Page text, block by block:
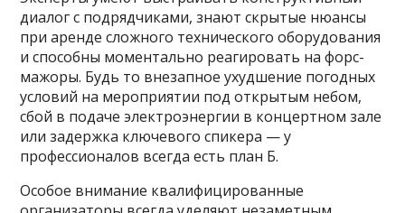
диалог с подрядчиками, знают скрытые нюансы
при аренде сложного технического оборудования
и способны моментально реагировать на форс-
мажоры. Будь то внезапное ухудшение погодных
условий на мероприятии под открытым небом,
сбой в подаче электроэнергии в концертном зале
или задержка ключевого спикера — у
профессионалов всегда есть план Б.
Особое внимание квалифицированные